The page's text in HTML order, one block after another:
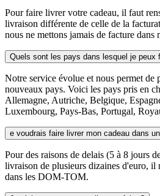
Pour faire livrer votre cadeau, il faut
livraison différente de celle de la
nous ne mettons jamais de facture dans
Quels sont les pays dans lesquel je peux
Notre service évolue et nous permet de
nouveaux pays. Voici les pays pris en
Allemagne, Autriche, Belgique,
Luxembourg, Pays-Bas, Portugal,
e voudrais faire livrer mon cadeau dans un
Pour des raisons de delais (5 à 8 jours
livraison de plusieurs dizaines d'euro, il
dans les DOM-TOM.